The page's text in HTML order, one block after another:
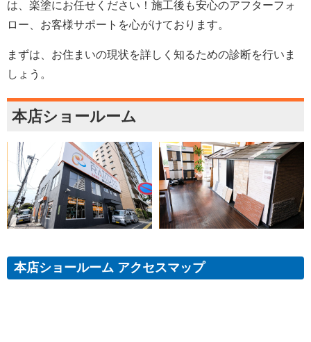
は、楽塗にお任せください！施工後も安心のアフターフォ
ロー、お客様サポートを心がけております。
まずは、お住まいの現状を詳しく知るための診断を行いま
しょう。
本店ショールーム
本店ショールーム アクセスマップ